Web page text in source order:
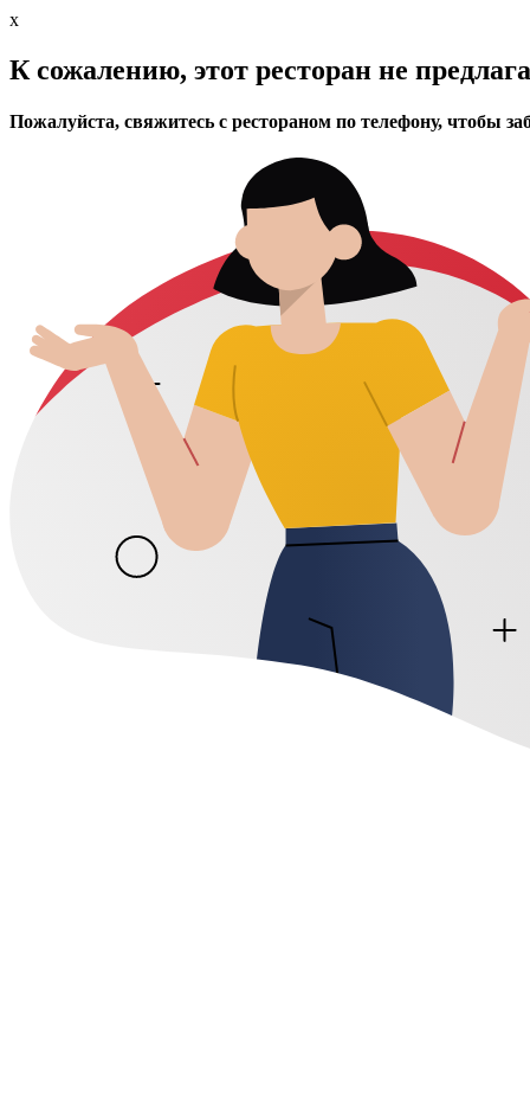
x
К сожалению, этот ресторан не
Пожалуйста, свяжитесь с рестораном по телефону, чтобы